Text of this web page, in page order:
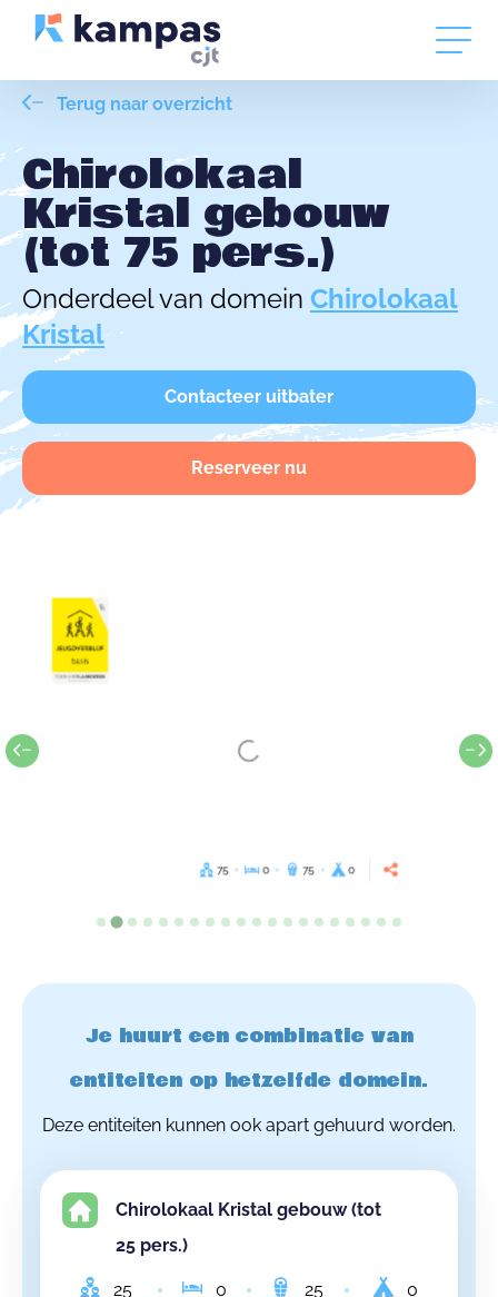
Terug naar overzicht
Chirolokaal
Kristal gebouw
(tot 75 pers.)
Onderdeel van domein Chirolokaal
Kristal
Contacteer uitbater
Reserveer nu
75 0 75 0
Je huurt een combinatie van
entiteiten op hetzelfde domein.
Deze entiteiten kunnen ook apart gehuurd worden.
Chirolokaal Kristal gebouw (tot
25 pers.)
25 0 25
0